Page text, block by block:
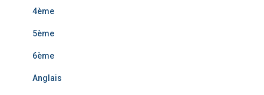
4ème
5ème
6ème
Anglais